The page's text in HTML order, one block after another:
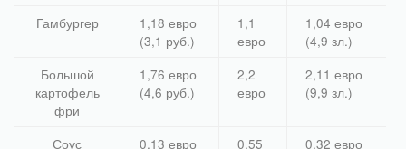
Гамбургер
1,18 евро
(3,1 руб.)
1,1
евро
1,04 евро
(4,9 зл.)
Большой
картофель
фри
1,76 евро
(4,6 руб.)
2,2
евро
2,11 евро
(9,9 зл.)
Соус
0,13 евро
0,55
0,32 евро